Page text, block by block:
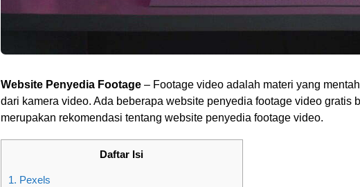
Website Penyedia Footage– Footage video adalah materi yang
dari kamera video. Ada beberapa website penyedia footage video gratis
merupakan rekomendasi tentang website penyedia footage video.
Daftar Isi
1. Pexels